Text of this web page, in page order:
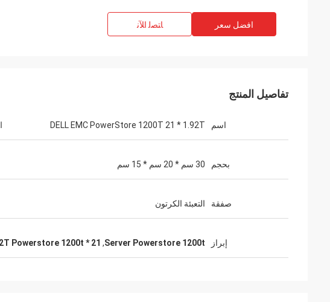
افضل سعر ﺎﺘﺼﻟ ﺍﻶﻧ
تفاصيل المنتج
اسم DELL EMC PowerStore 1200T 21 * 1.92T
بحجم 30 سم * 20 سم * 15 سم
صفقة التعبئة الكرتون
إبراز Server Powerstore 1200t
,
21 * 1.92T Powerstore 1200t